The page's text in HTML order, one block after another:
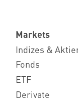
Markets
Indizes &
Fonds
ETF
Derivate